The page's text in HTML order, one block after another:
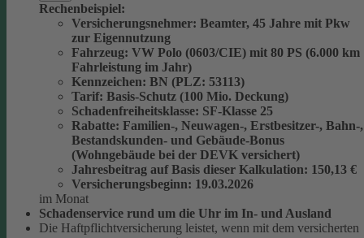
Rechenbeispiel:
Versicherungsnehmer: Beamter, 45 Jahre mit Pkw
zur Eigennutzung
Fahrzeug: VW Polo (0603/CIE) mit 80 PS (6.000 km
Fahrleistung im Jahr)
Kennzeichen: BN (PLZ: 53113)
Tarif: Basis-Schutz (100 Mio. Deckung)
Schadenfreiheitsklasse: SF-Klasse 25
Rabatte: Familien-, Neuwagen-, Erstbesitzer-, Bahn-,
Bestandskunden- und Gebäude-Bonus
(Wohngebäude bei der DEVK versichert)
Jahresbeitrag auf Basis dieser Kalkulation: 150,13 €
Versicherungsbeginn: 19.03.2026
im Monat
Schadenservice rund um die Uhr im In- und Ausland
Die Haftpflichtversicherung leistet, wenn mit dem versicherten